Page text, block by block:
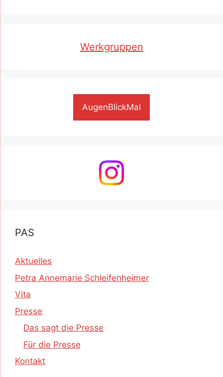
Werkgruppen
AugenBlickMal
PAS
Aktuelles
Petra Annemarie Schleifenheimer
Vita
Presse
Das sagt die Presse
Für die Presse
Kontakt